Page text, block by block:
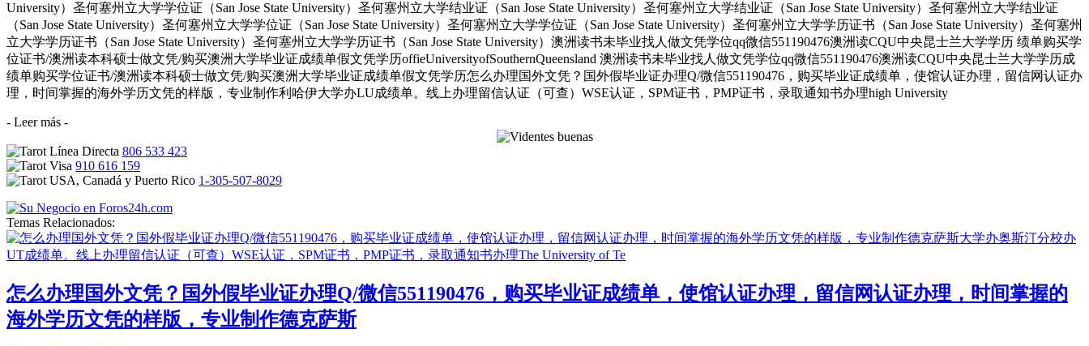
University）圣何塞州立大学学位证（San Jose State University）圣何塞州立大学结业证（San Jose State University）圣何塞州立大学结业证（San Jose State University）圣何塞州立大学结业证
（San Jose State University）圣何塞州立大学学位证（San Jose State University）圣何塞州立大学学位证（San Jose State University）圣何塞州立大学学历证书（San Jose State University）圣何塞州
立大学学历证书（San Jose State University）圣何塞州立大学学历证书（San Jose State University）澳洲读书未毕业找人做文凭学位qq微信551190476澳洲读CQU中央昆士兰大学学历 绩单购买学
位证书/澳洲读本科硕士做文凭/购买澳洲大学毕业证成绩单假文凭学历offieUniversityofSouthernQueensland 澳洲读书未毕业找人做文凭学位qq微信551190476澳洲读CQU中央昆士兰大学学历成
绩单购买学位证书/澳洲读本科硕士做文凭/购买澳洲大学毕业证成绩单假文凭学历怎么办理国外文凭？国外假毕业证办理Q/微信551190476，购买毕业证成绩单，使馆认证办理，留信网认证办
理，时间掌握的海外学历文凭的样版，专业制作利哈伊大学办LU成绩单。线上办理留信认证（可查）WSE认证，SPM证书，PMP证书，录取通知书办理high University
- Leer más -
806 533 423
910 616 159
1-305-507-8029
Temas Relacionados:
怎么办理国外文凭？国外假毕业证办理Q/微信551190476，购买毕业证成绩单，使馆认证办理，留信网认证办理，时间掌握的
海外学历文凭的样版，专业制作德克萨斯